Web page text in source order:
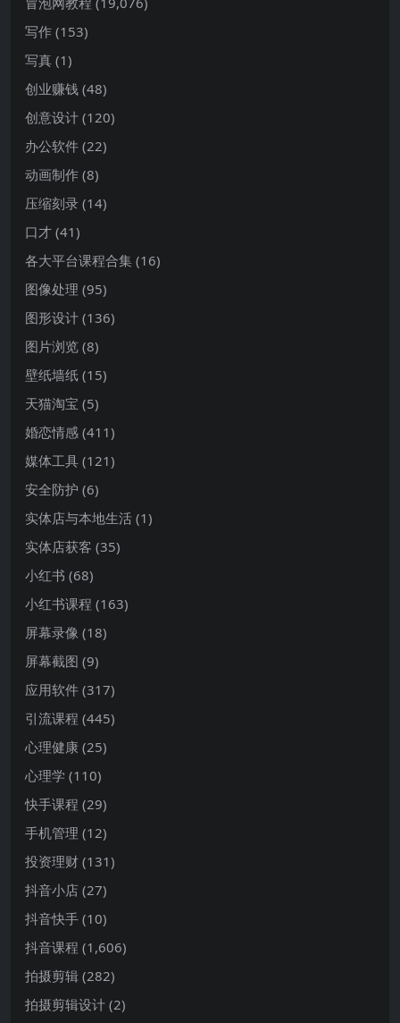
写作 (153)
写真 (1)
创业赚钱 (48)
创意设计 (120)
办公软件 (22)
动画制作 (8)
压缩刻录 (14)
口才 (41)
各大平台课程合集 (16)
图像处理 (95)
图形设计 (136)
图片浏览 (8)
壁纸墙纸 (15)
天猫淘宝 (5)
婚恋情感 (411)
媒体工具 (121)
安全防护 (6)
实体店与本地生活 (1)
实体店获客 (35)
小红书 (68)
小红书课程 (163)
屏幕录像 (18)
屏幕截图 (9)
应用软件 (317)
引流课程 (445)
心理健康 (25)
心理学 (110)
快手课程 (29)
手机管理 (12)
投资理财 (131)
抖音小店 (27)
抖音快手 (10)
抖音课程 (1,606)
拍摄剪辑 (282)
拍摄剪辑设计 (2)